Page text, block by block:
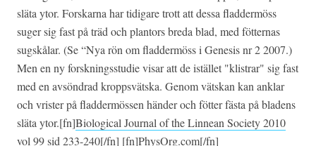
släta ytor. Forskarna har tidigare trott att dessa fladdermöss
suger sig fast på träd och plantors breda blad, med fötternas
sugskålar. (Se “Nya rön om fladdermöss i Genesis nr 2 2007.)
Men en ny forskningsstudie visar att de istället "klistrar" sig fast
med en avsöndrad kroppsvätska. Genom vätskan kan anklar
och vrister på fladdermössen händer och fötter fästa på bladens
släta ytor.[fn]Biological Journal of the Linnean Society 2010
vol 99 sid 233-240[/fn] [fn]PhysOrg.com[/fn]